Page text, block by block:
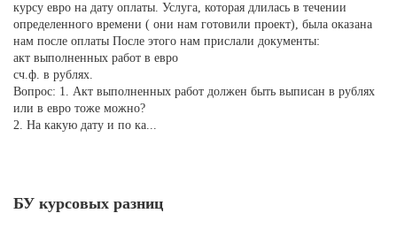
курсу евро на дату оплаты. Услуга, которая длилась в течении
определенного времени ( они нам готовили проект), была оказана
нам после оплаты После этого нам прислали документы:
акт выполненных работ в евро
сч.ф. в рублях.
Вопрос: 1. Акт выполненных работ должен быть выписан в рублях
или в евро тоже можно?
2. На какую дату и по ка...
БУ курсовых разниц